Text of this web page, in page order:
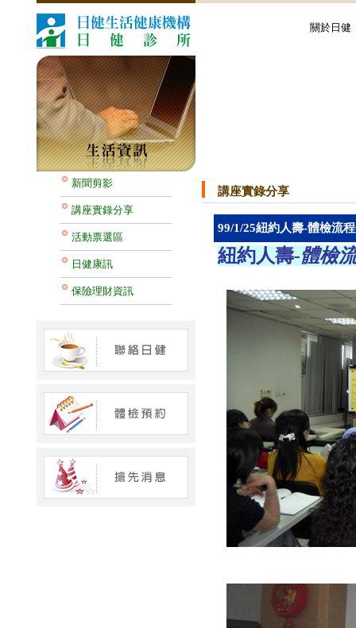
關於日健
新聞剪影
講座實錄分享
活動票選區
日健康訊
保險理財資訊
講座實錄分享
99/1/25紐約人壽-體檢流
紐約人壽-體檢